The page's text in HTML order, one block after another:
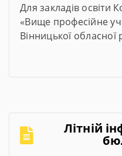
Для закладів освіти
«Вище професійне
Вінницької
реалізується
щоб студенти мали
та актуальні
субвенції в розмірі
Літній